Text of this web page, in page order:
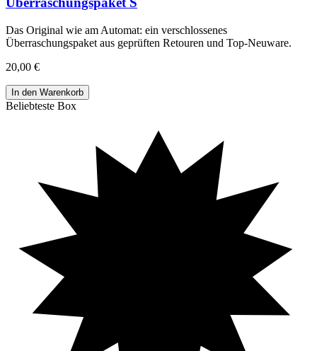
Das Original wie am Automat: ein verschlossenes
Überraschungspaket aus geprüften Retouren und Top-Neuware.
20,00 €
In den Warenkorb
Beliebteste Box